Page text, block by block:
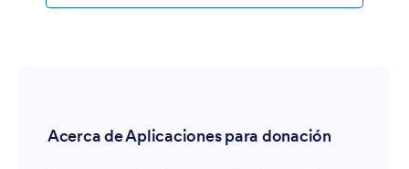
enlace directo o insertándola directamente en su sitio
web de taxi o transporte compartido.
Acerca de Aplicaciones para donación